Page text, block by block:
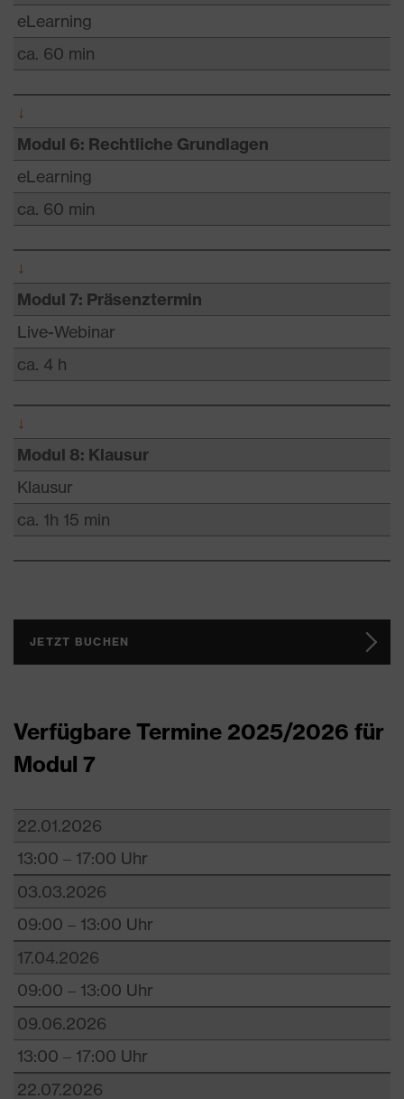
eLearning
ca. 60 min
↓
Modul 6: Rechtliche Grundlagen
eLearning
ca. 60 min
↓
Modul 7: Präsenztermin
Live-Webinar
ca. 4 h
↓
Modul 8: Klausur
Klausur
ca. 1h 15 min
JETZT BUCHEN
Verfügbare Termine 2025/2026 für
Modul 7
22.01.2026
13:00 – 17:00 Uhr
03.03.2026
09:00 – 13:00 Uhr
17.04.2026
09:00 – 13:00 Uhr
09.06.2026
13:00 – 17:00 Uhr
22.07.2026